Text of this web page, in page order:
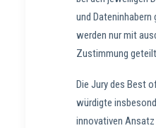
und Dateninhabern
werden nur mit
Zustimmung
Die Jury des Best
würdigte
innovativen